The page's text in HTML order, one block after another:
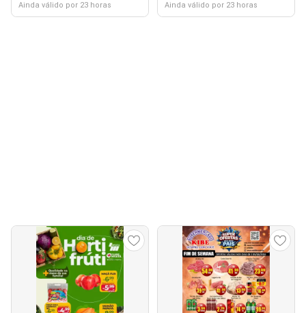
Ainda válido por 23 horas Ainda válido por 23 horas